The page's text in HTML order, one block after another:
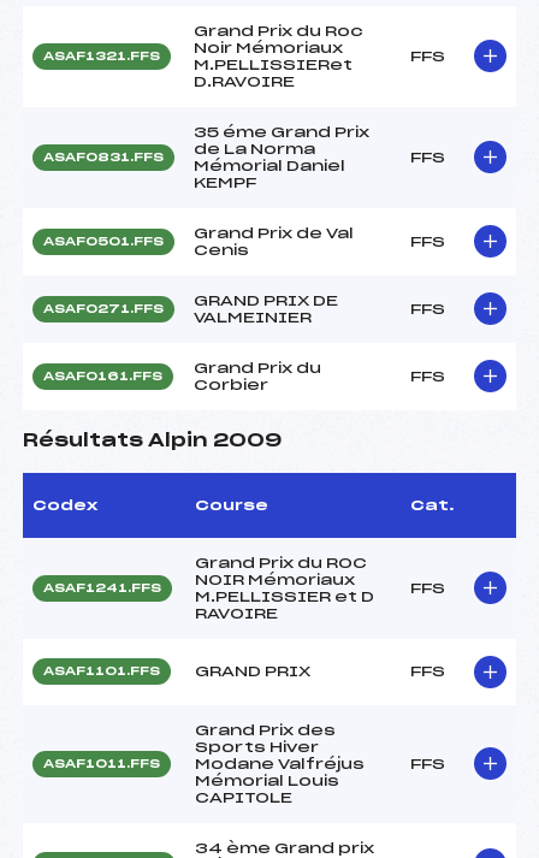
ASAF1321.FFS
Grand Prix du Roc
Noir Mémoriaux
M.PELLISSIERet
D.RAVOIRE
FFS
ASAF0831.FFS
35 éme Grand Prix
de La Norma
Mémorial Daniel
KEMPF
FFS
ASAF0501.FFS
Grand Prix de Val
Cenis
FFS
ASAF0271.FFS
GRAND PRIX DE
VALMEINIER
FFS
ASAF0161.FFS
Grand Prix du
Corbier
FFS
Résultats Alpin 2009
Codex Course Cat.
ASAF1241.FFS
Grand Prix du ROC
NOIR Mémoriaux
M.PELLISSIER et D
RAVOIRE
FFS
ASAF1101.FFS GRAND PRIX FFS
ASAF1011.FFS
Grand Prix des
Sports Hiver
Modane Valfréjus
Mémorial Louis
CAPITOLE
FFS
34 ème Grand prix